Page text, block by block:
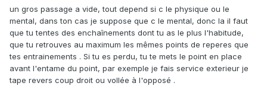
un gros passage a vide, tout depend si c le physique ou le
mental, dans ton cas je suppose que c le mental, donc la il faut
que tu tentes des enchaînements dont tu as le plus l'habitude,
que tu retrouves au maximum les mêmes points de reperes que
tes entrainements . Si tu es perdu, tu te mets le point en place
avant l'entame du point, par exemple je fais service exterieur je
tape revers coup droit ou vollée à l'opposé .